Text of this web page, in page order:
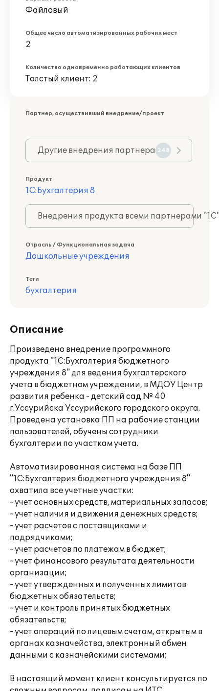
Файловый
Общее число автоматизированных рабочих мест
2
Количество одновременно работающих клиентов
Толстый клиент: 2
Партнер, осуществивший внедрение/проект
Другие внедрения партнера 248
Продукт
1С:Бухгалтерия 8
Внедрения продукта всеми партнерами
Отрасль / Функциональная задача
Дошкольные учреждения
Теги
бухгалтерия
Описание
Произведено внедрение программного
продукта "1С:Бухгалтерия бюджетного
учреждения 8" для ведения бухгалтерского
учета в бюджетном учреждении, в МДОУ Центр
развития ребенка - детский сад № 40
г.Уссурийска Уссурийского городского округа.
Проведена установка ПП на рабочие станции
пользователей, обучены сотрудники
бухгалтерии по участкам учета.
Автоматизированная система на базе ПП
"1С:Бухгалтерия бюджетного учреждения 8"
охватила все учетные участки:
- учет основных средств, материальных запасов;
- учет наличия и движения денежных средств;
- учет расчетов с поставщиками и
подрядчиками;
- учет расчетов по платежам в бюджет;
- учет финансового результата деятельности
организации;
- учет утвержденных и полученных лимитов
бюджетных обязательств;
- учет и контроль принятых бюджетных
обязательств;
- учет операций по лицевым счетам, открытым в
органах казначейства, электронный обмен
данными с казначейскими системами;
В настоящий момент клиент консультируется по